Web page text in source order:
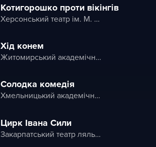
Котигорошко проти вікінгів
Херсонський театр ім. М. Куліша
Хід конем
Житомирський академічний український музично-драматичний театр ім. І. Кочерги
Солодка комедія
Хмельницький академічний обласний театр ляльок «Дивень»
Цирк Івана Сили
Закарпатський театр ляльок «Бавка»